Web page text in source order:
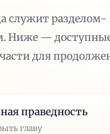
служит разделом-
Ниже —
для
праведность
главу